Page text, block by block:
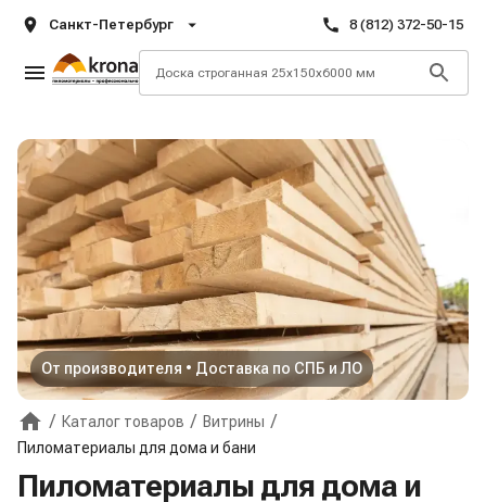
Санкт-Петербург 8 (812) 372-50-15
От производителя • Доставка по СПБ и ЛО
Главная
/ Каталог товаров / Витрины /
Пиломатериалы для дома и бани
Пиломатериалы для дома и